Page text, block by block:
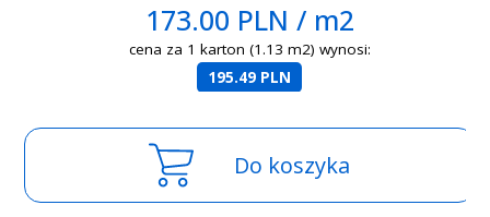
173.00 PLN / m2
cena za 1 karton (1.13 m2) wynosi:
195.49 PLN
Do koszyka